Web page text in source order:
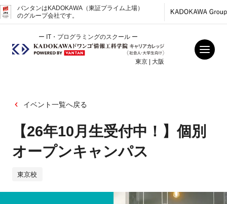
バンタンはKADOKAWA（東証プライム上場）
のグループ会社です。
ー IT・プログラミングのスクール ー
東京 | 大阪
イベント一覧へ戻る
【26年10月生受付中！】個別
オープンキャンパス
東京校